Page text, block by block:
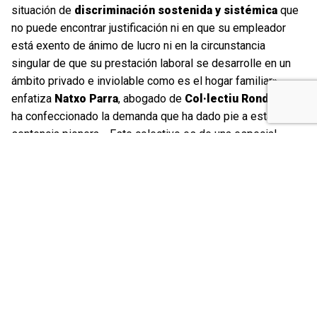
situación de discriminación sostenida y sistémica que
no puede encontrar justificación ni en que su empleador
está exento de ánimo de lucro ni en la circunstancia
singular de que su prestación laboral se desarrolle en un
ámbito privado e inviolable como es el hogar familiar»,
enfatiza Natxo Parra, abogado de Col·lectiu Ronda
ha confeccionado la demanda que ha dado pie a esta
sentencia pionera. «Este colectivo es de una especial